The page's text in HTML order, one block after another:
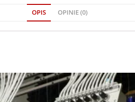
OPIS OPINIE (0)